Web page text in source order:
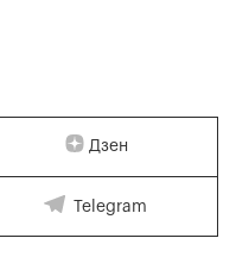
Дзен
Telegram